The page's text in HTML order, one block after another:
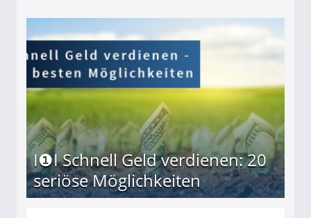
I❶I Schnell Geld verdienen: 20
seriöse Möglichkeiten